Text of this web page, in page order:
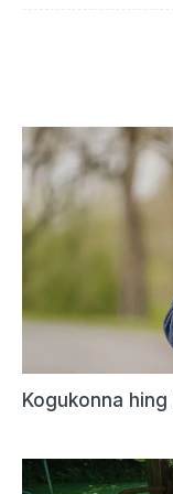
Kogukonna